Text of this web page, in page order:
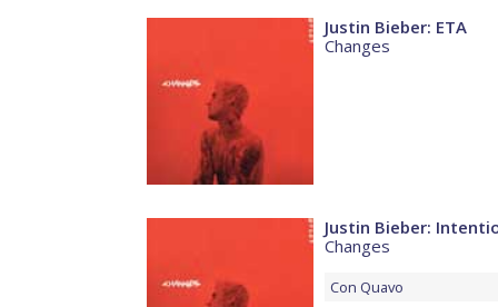
Justin Bieber: ETA
Changes
Justin Bieber:
Changes
Con Quavo